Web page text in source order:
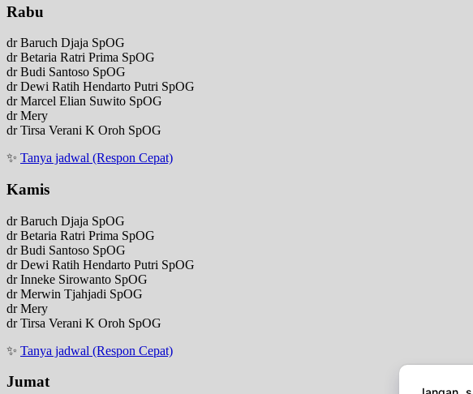
Rabu
dr Baruch Djaja SpOG
dr Betaria Ratri Prima SpOG
dr Budi Santoso SpOG
dr Dewi Ratih Hendarto Putri SpOG
dr Marcel Elian Suwito SpOG
dr Mery
dr Tirsa Verani K Oroh SpOG
✨ Tanya jadwal (Respon Cepat)
Kamis
dr Baruch Djaja SpOG
dr Betaria Ratri Prima SpOG
dr Budi Santoso SpOG
dr Dewi Ratih Hendarto Putri SpOG
dr Inneke Sirowanto SpOG
dr Merwin Tjahjadi SpOG
dr Mery
dr Tirsa Verani K Oroh SpOG
✨ Tanya jadwal (Respon Cepat)
Jumat